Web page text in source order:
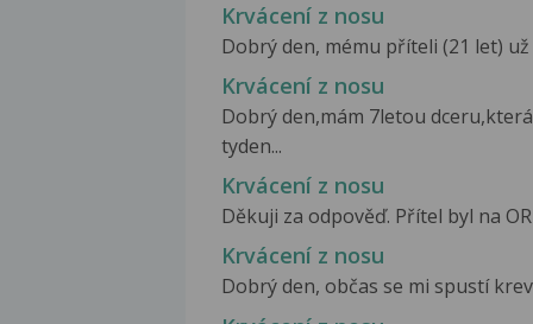
Krvácení z nosu
Dobrý den, mému příteli (21 let)
Krvácení z nosu
Dobrý den,mám 7letou
tyden...
Krvácení z nosu
Děkuji za odpověď. Přítel byl na
Krvácení z nosu
Dobrý den, občas se mi spustí